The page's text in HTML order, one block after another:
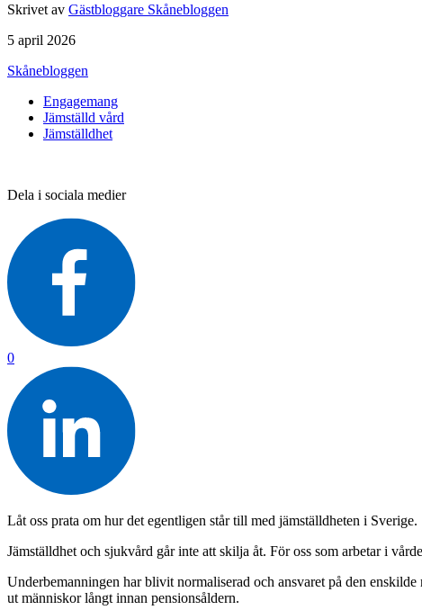
Skrivet av Gästbloggare Skånebloggen
5 april 2026
Skånebloggen
Engagemang
Jämställd vård
Jämställdhet
Dela i sociala medier
0
Låt oss prata om hur det egentligen står till med jämställdheten i Sverige.
Jämställdhet och sjukvård går inte att skilja åt. För oss som arbetar i
Underbemanningen har blivit normaliserad och ansvaret på den
ut människor långt innan pensionsåldern.